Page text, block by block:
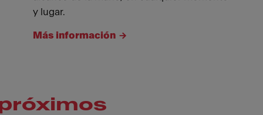
y lugar.
Más información